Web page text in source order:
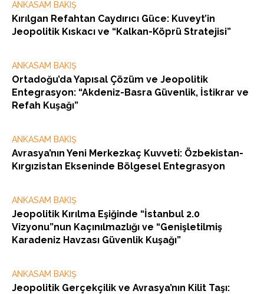
ANKASAM BAKIŞ
Kırılgan Refahtan Caydırıcı Güce: Kuveyt’in
Jeopolitik Kıskacı ve “Kalkan-Köprü Stratejisi”
ANKASAM BAKIŞ
Ortadoğu’da Yapısal Çözüm ve Jeopolitik
Entegrasyon: “Akdeniz-Basra Güvenlik, İstikrar ve
Refah Kuşağı”
ANKASAM BAKIŞ
Avrasya’nın Yeni Merkezkaç Kuvveti: Özbekistan-
Kırgızistan Ekseninde Bölgesel Entegrasyon
ANKASAM BAKIŞ
Jeopolitik Kırılma Eşiğinde “İstanbul 2.0
Vizyonu”nun Kaçınılmazlığı ve “Genişletilmiş
Karadeniz Havzası Güvenlik Kuşağı”
ANKASAM BAKIŞ
Jeopolitik Gerçekçilik ve Avrasya’nın Kilit Taşı: